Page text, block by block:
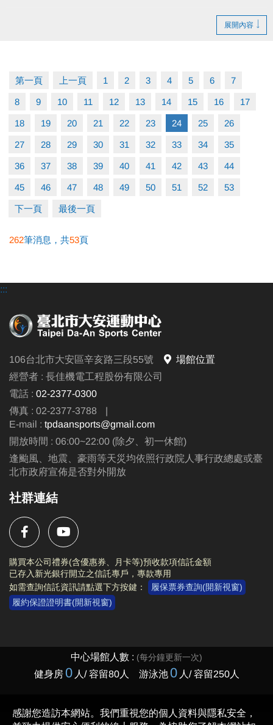
(不下水)進場，如需使用泳池設施請購買全票進場。
• 詳細活動內容與規範，敬請查看網路報名頁面。
2.開始登記抽籤日期：民國114年10月27日(星期一)上
※每個身分證字號只能登記一個場地且須年滿18歲
※嚴禁轉讓場地、私人教學
3.抽籤日期：民國114年11月12日(星期三)下午14點，
4.抽籤結果公佈日期：民國114年11月14日(星期五)下
114年11月30日(星期日)，每日上午8點至晚間21點
止。
備取報到繳費：民國114年12月1日(星期一) 至民國
※依照公布結果，中籤人備齊相關資料及費用至1樓
櫃檯辦理(須中籤本人)，未到者或逾時視同放棄。
6.場地開放抽籤時段：請參考圖片。
※中籤者須本人持證件至櫃檯辦理，嚴禁代辦、轉讓，
如有要出國的、腳受傷的、出公差..等私人因素，皆不
電話洽詢 (02)2377-0300 分機103、104
展開內容
第一頁 上一頁 1 2 3 4 5 6 7
8 9 10 11 12 13 14 15 16 17
18 19 20 21 22 23 24 25 26
27 28 29 30 31 32 33 34 35
36 37 38 39 40 41 42 43 44
45 46 47 48 49 50 51 52 53
下一頁 最後一頁
262筆消息，共53頁
:::
106台北市大安區辛亥路三段55號
場館位置
經營者 : 長佳機電工程股份有限公司
電話 : 02-2377-0300
傳真 : 02-2377-3788
|
E-mail : tpdaansports@gmail.com
開放時間 : 06:00~22:00 (除夕、初一休館)
逢颱風、地震、豪雨等天災均依照行政院人事行政總處或臺
北市政府宣佈是否對外開放
社群連結
購買本公司禮券(含優惠券、月卡等)預收款項信託金額
已存入新光銀行開立之信託專戶，專款專用
如需查詢信託資訊請點選下方按鍵：
履保票券查詢(開新視窗)
履約保證證明書(開新視窗)